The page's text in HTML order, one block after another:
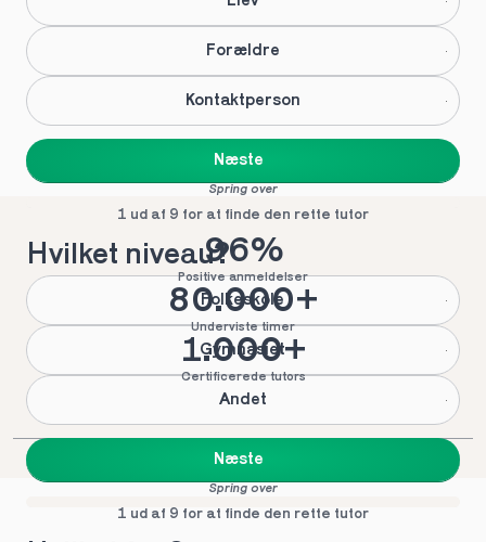
Forældre
Kontaktperson
Næste
Spring over
1 ud af 9 for at finde den rette tutor
Hvilket niveau?
Folkeskole
Gymnasiet
Andet
Næste
Spring over
1 ud af 9 for at finde den rette tutor
96%
Positive anmeldelser
80.000+
Underviste timer
1.000+
Certificerede tutors